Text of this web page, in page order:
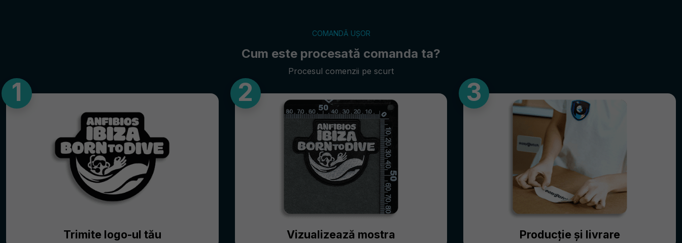
COMANDĂ UȘOR
Cum este procesată comanda ta?
Procesul comenzii pe scurt
Trimite logo-ul tău Vizualizează mostra Producție și livrare